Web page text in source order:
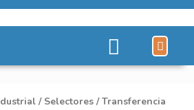
/ Selectores /Transferencia